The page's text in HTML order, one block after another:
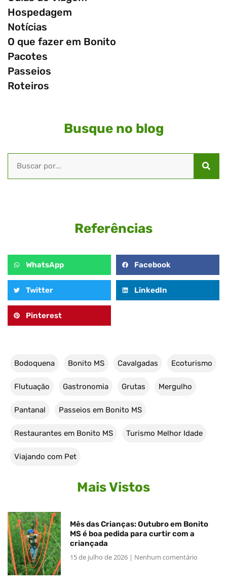
Hospedagem
Notícias
O que fazer em Bonito
Pacotes
Passeios
Roteiros
Busque no blog
Referências
WhatsApp Facebook
Twitter LinkedIn
Pinterest
Bodoquena Bonito MS Cavalgadas Ecoturismo
Flutuação Gastronomia Grutas Mergulho
Pantanal Passeios em Bonito MS
Restaurantes em Bonito MS Turismo Melhor Idade
Viajando com Pet
Mais Vistos
Mês das Crianças: Outubro em Bonito
MS é boa pedida para curtir com a
criançada
15 de julho de 2026
Nenhum comentário